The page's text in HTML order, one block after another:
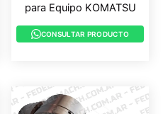
para Equipo KOMATSU
CONSULTAR PRODUCTO